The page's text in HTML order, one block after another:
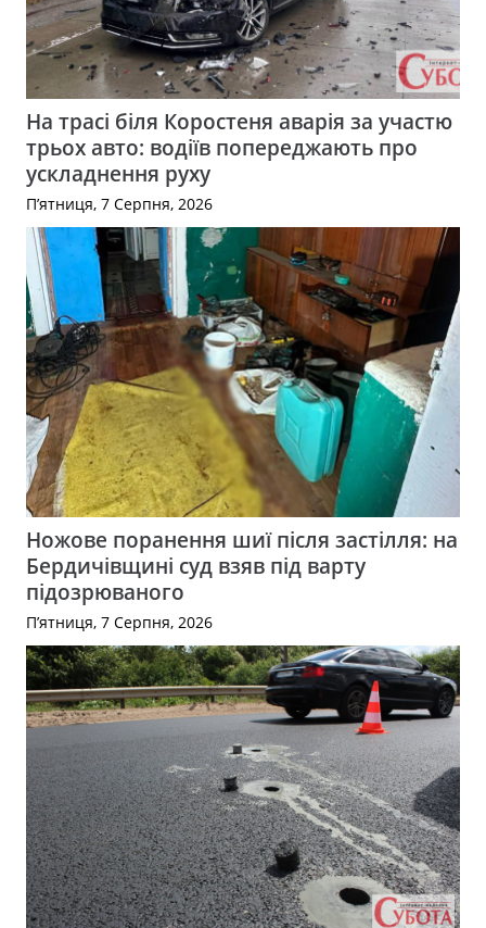
На трасі біля Коростеня аварія за участю
трьох авто: водіїв попереджають про
ускладнення руху
П’ятниця, 7 Серпня, 2026
Ножове поранення шиї після застілля: на
Бердичівщині суд взяв під варту
підозрюваного
П’ятниця, 7 Серпня, 2026